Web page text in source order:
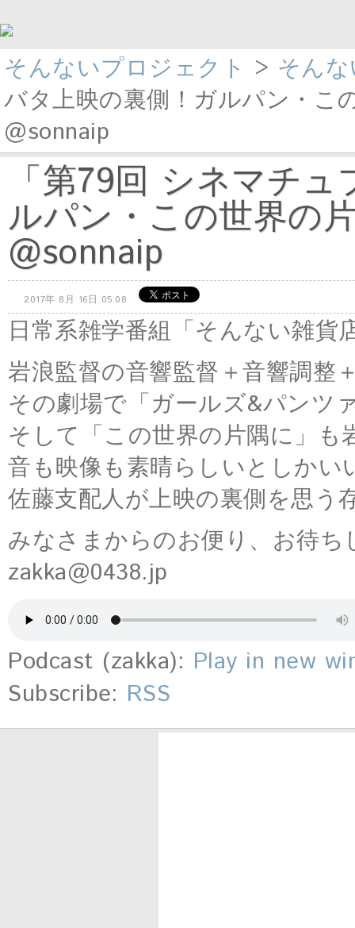
そんないプロジェクト > そん
バタ上映の裏側！ガルパン・こ
@sonnaip
「第79回 シネマチ
ルパン・この世界の
@sonnaip
2017年 8月 16日 05:08
日常系雑学番組「そんない雑
岩浪監督の音響監督＋音響調整
その劇場で「ガールズ&パンツ
そして「この世界の片隅に」も
音も映像も素晴らしいとしかい
佐藤支配人が上映の裏側を思う
みなさまからのお便り、お待ち
zakka@0438.jp
Podcast (zakka): Play in new
Subscribe: RSS